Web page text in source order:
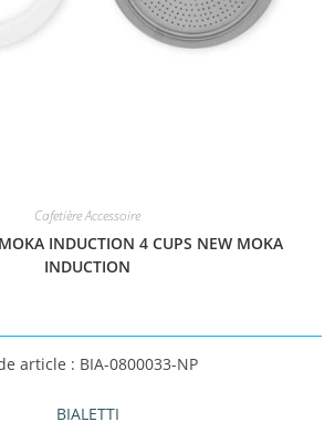
Cafetière Accessoire
INDUCTION 4 CUPS NEW MOKA
INDUCTION
article : BIA-0800033-NP
BIALETTI